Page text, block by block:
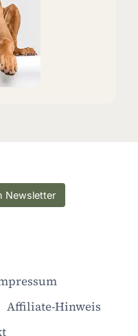
Newsletter
Affiliate-Hinweis